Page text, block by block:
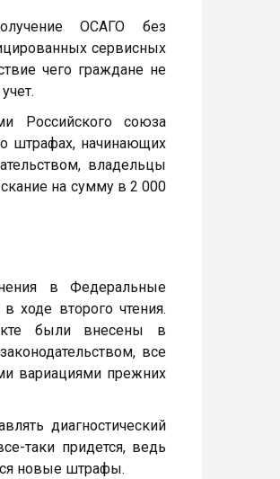
ОСАГО без
сервисных
чего граждане не
Российского союза
штрафах, начинающих
владельцы
на сумму в 2 000
в Федеральные
ходе второго чтения.
были внесены в
все
вариациями прежних
диагностический
таки придется, ведь
новые штрафы.